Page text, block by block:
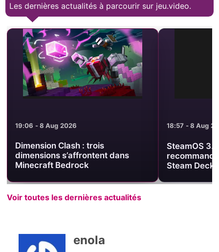
Les dernières actualités à parcourir sur jeu.video.
19:06 - 8 Aug 2026
Dimension Clash : trois
dimensions s’affrontent dans
Minecraft Bedrock
18:57 - 8 Aug
SteamOS
Steam Deck
Voir toutes les dernières actualités
enola